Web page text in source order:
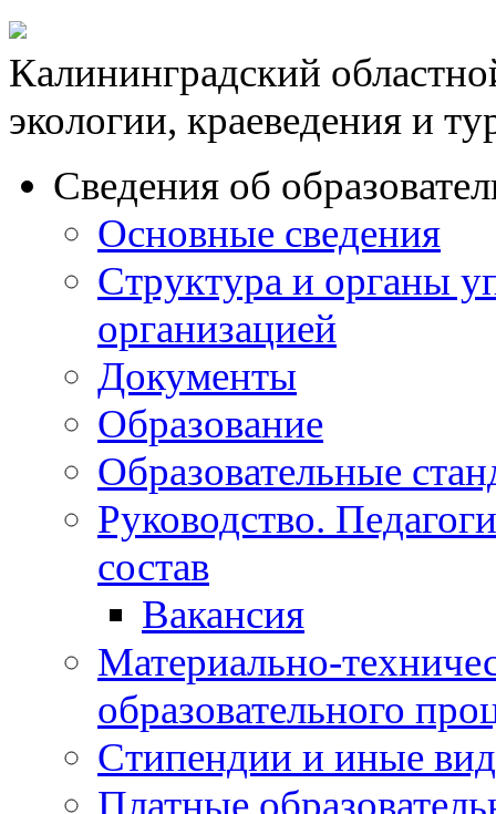
Калининградский
экологии, краеведения и
Сведения об
Основные сведения
Структура и органы
организацией
Документы
Образование
Образовательные
Руководство.
состав
Вакансия
Материально-
образовательного
Стипендии и иные
Платные